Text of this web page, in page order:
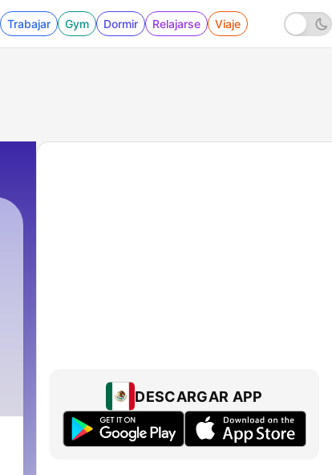
Trabajar Gym Dormir Relajarse Viaje
DESCARGAR APP